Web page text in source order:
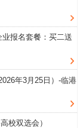
报名套餐：买二送
年3月25日）-临港
校双选会）